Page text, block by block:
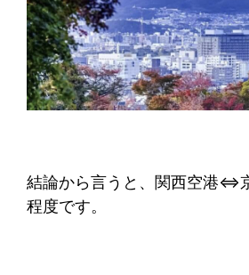
結論から言うと、関西空港⇔
程度です。